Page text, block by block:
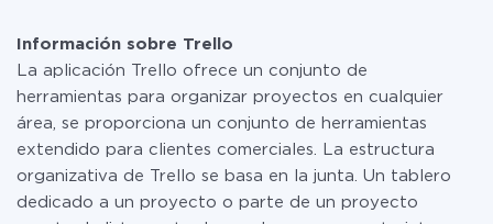
manera segura un plan de tarifa gratuita o cambiar a
uno de pago, si es necesario. Más detalles sobre
tarifas.
Información sobre Trello
La aplicación Trello ofrece un conjunto de
herramientas para organizar proyectos en cualquier
área, se proporciona un conjunto de herramientas
extendido para clientes comerciales. La estructura
organizativa de Trello se basa en la junta. Un tablero
dedicado a un proyecto o parte de un proyecto